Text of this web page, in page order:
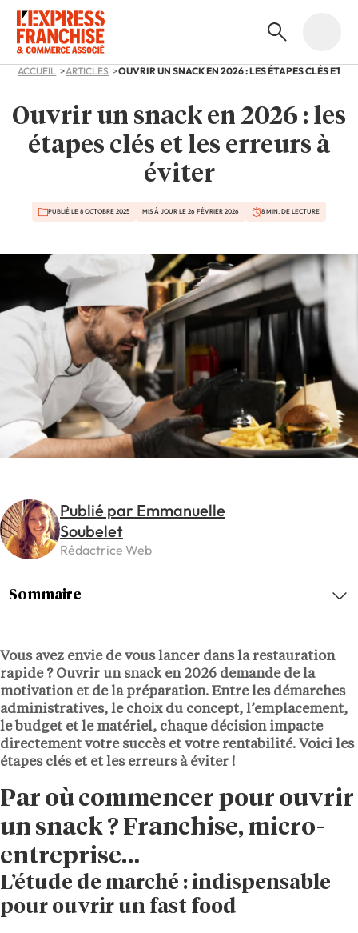
ACCUEIL ARTICLES
Ouvrir un snack en 2026 : les
étapes clés et les erreurs à
éviter
PUBLIÉ LE 8 OCTOBRE 2025 MIS À JOUR LE 26 FÉVRIER 2026 8 MIN. DE LECTURE
Publié par Emmanuelle
Soubelet
Rédactrice Web
Vous avez envie de vous lancer dans la restauration
rapide ? Ouvrir un snack en 2026 demande de la
motivation et de la préparation. Entre les démarches
administratives, le choix du concept, l’emplacement,
le budget et le matériel, chaque décision impacte
directement votre succès et votre rentabilité. Voici les
étapes clés et et les erreurs à éviter !
Par où commencer pour ouvrir
un snack ? Franchise, micro-
entreprise…
L’étude de marché : indispensable
pour ouvrir un fast food
Sommaire